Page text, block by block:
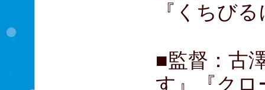
『くちび
■監督：古
す』『クロ